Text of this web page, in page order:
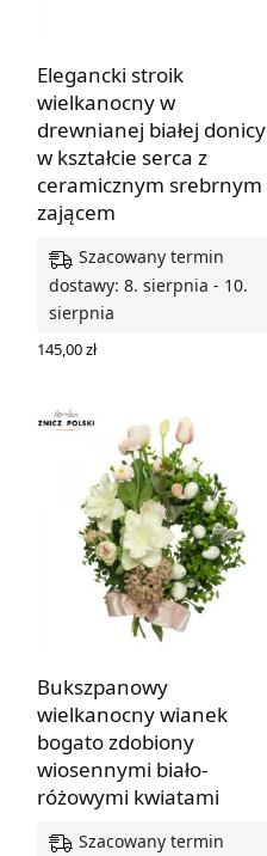
Elegancki stroik
wielkanocny w
drewnianej białej donicy
w kształcie serca z
ceramicznym srebrnym
zającem
Szacowany termin
dostawy: 8. sierpnia - 10.
sierpnia
145,00zł
Bukszpanowy
wielkanocny wianek
bogato zdobiony
wiosennymi biało-
różowymi kwiatami
Szacowany termin